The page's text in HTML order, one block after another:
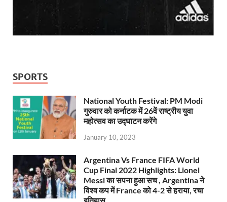
SPORTS
National Youth Festival: PM Modi
गुरुवार को कर्नाटक में 26वें राष्ट्रीय युवा
महोत्सव का उद्घाटन करेंगे
January 10, 2023
Argentina Vs France FIFA World
Cup Final 2022 Highlights: Lionel
Messi का सपना हुआ सच , Argentina ने
विश्व कप में France को 4-2 से हराया, रचा
इतिहास